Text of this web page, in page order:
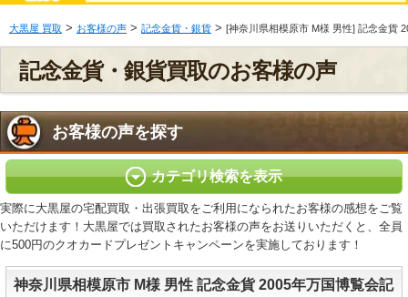
大黒屋 買取 > お客様の声 > 記念金貨・銀貨 > [神奈川県相模原市 M様 男性] 記念金貨
記念金貨・銀貨買取のお客様の声
お客様の声を探す
カテゴリ検索を表示
実際に大黒屋の宅配買取・出張買取をご利用になられたお客様の感想をご覧
いただけます！大黒屋では買取されたお客様の声をお送りいただくと、全員
に500円のクオカードプレゼントキャンペーンを実施しております！
神奈川県相模原市 M様 男性 記念金貨 2005年万国博覧会記